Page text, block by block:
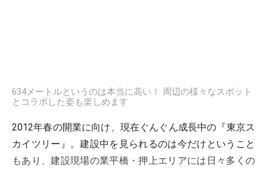
634メートルというのは本当に高い！ 周辺の様々なスポット
とコラボした姿も楽しめます
2012年春の開業に向け、現在ぐんぐん成長中の『東京ス
カイツリー』。建設中を見られるのは今だけということ
もあり、建設現場の業平橋・押上エリアには日々多くの